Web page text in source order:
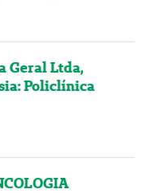
Geral Ltda,
Policlínica